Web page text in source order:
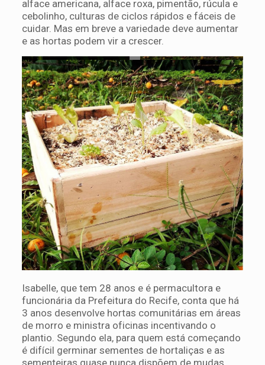
alface americana, alface roxa, pimentão, rúcula e
cebolinho, culturas de ciclos rápidos e fáceis de
cuidar. Mas em breve a variedade deve aumentar
e as hortas podem vir a crescer.
Isabelle, que tem 28 anos e é permacultora e
funcionária da Prefeitura do Recife, conta que há
3 anos desenvolve hortas comunitárias em áreas
de morro e ministra oficinas incentivando o
plantio. Segundo ela, para quem está começando
é difícil germinar sementes de hortaliças e as